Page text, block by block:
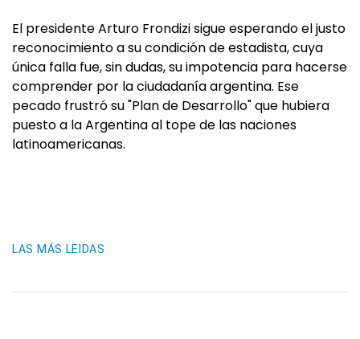
El presidente Arturo Frondizi sigue esperando el justo
reconocimiento a su condición de estadista, cuya
única falla fue, sin dudas, su impotencia para hacerse
comprender por la ciudadanía argentina. Ese
pecado frustró su "Plan de Desarrollo" que hubiera
puesto a la Argentina al tope de las naciones
latinoamericanas.
LAS MÁS LEIDAS